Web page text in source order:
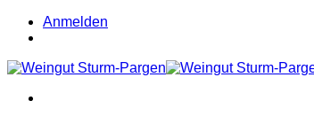
Zum
Inhalt
Anmelden